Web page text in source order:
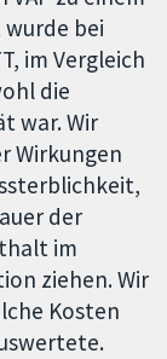
bei
im Vergleich
die
war. Wir
Wirkungen
der
im
ziehen. Wir
Kosten